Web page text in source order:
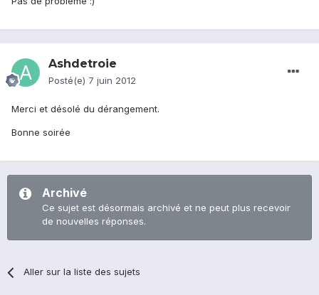
Ashdetroie
Posté(e) 7 juin 2012
Merci et désolé du dérangement.
Bonne soirée
Archivé
Ce sujet est désormais archivé et ne peut plus recevoir
de nouvelles réponses.
Aller sur la liste des sujets